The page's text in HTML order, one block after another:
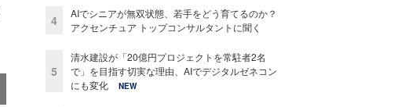
4
AIでシニアが無双状態、若手をどう育てるのか？
アクセンチュア トップコンサルタントに聞く
5
清水建設が「20億円プロジェクトを常駐者2名
で」を目指す切実な理由、AIでデジタルゼネコン
にも変化
NEW